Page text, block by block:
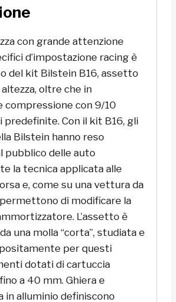
con grande attenzione
d’impostazione racing è
del kit Bilstein B16, assetto
oltre che in
compressione con 9/10
predefinite. Con il kit B16, gli
Bilstein hanno reso
pubblico delle auto
la tecnica applicata alle
e, come su una vettura da
di modificare la
L’assetto è
una molla “corta”, studiata e
per questi
dotati di cartuccia
a 40 mm. Ghiera e
in alluminio definiscono